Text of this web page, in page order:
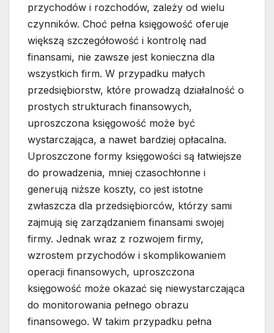
przychodów i rozchodów, zależy od wielu
czynników. Choć pełna księgowość oferuje
większą szczegółowość i kontrolę nad
finansami, nie zawsze jest konieczna dla
wszystkich firm. W przypadku małych
przedsiębiorstw, które prowadzą działalność o
prostych strukturach finansowych,
uproszczona księgowość może być
wystarczająca, a nawet bardziej opłacalna.
Uproszczone formy księgowości są łatwiejsze
do prowadzenia, mniej czasochłonne i
generują niższe koszty, co jest istotne
zwłaszcza dla przedsiębiorców, którzy sami
zajmują się zarządzaniem finansami swojej
firmy. Jednak wraz z rozwojem firmy,
wzrostem przychodów i skomplikowaniem
operacji finansowych, uproszczona
księgowość może okazać się niewystarczająca
do monitorowania pełnego obrazu
finansowego. W takim przypadku pełna